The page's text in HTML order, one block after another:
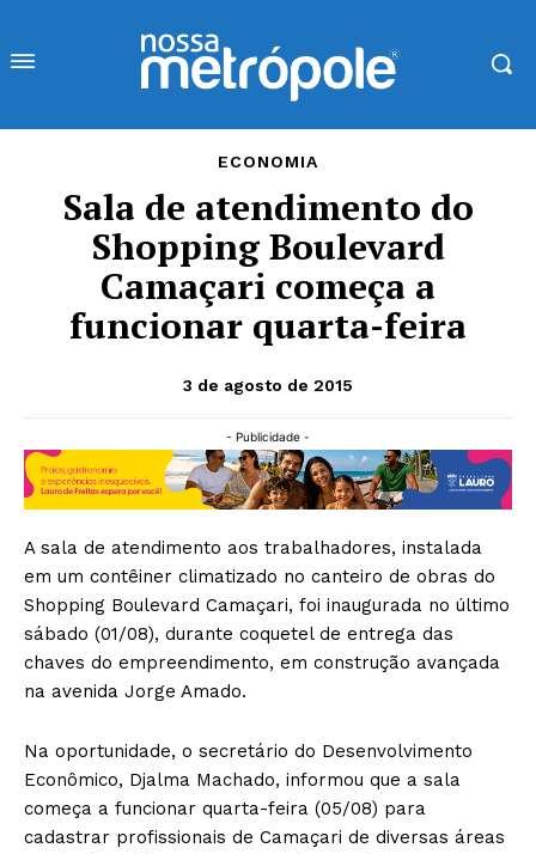
ECONOMIA
Sala de atendimento do
Shopping Boulevard
Camaçari começa a
funcionar quarta-feira
3 de agosto de 2015
- Publicidade -
A sala de atendimento aos trabalhadores, instalada
em um contêiner climatizado no canteiro de obras do
Shopping Boulevard Camaçari, foi inaugurada no último
sábado (01/08), durante coquetel de entrega das
chaves do empreendimento, em construção avançada
na avenida Jorge Amado.
Na oportunidade, o secretário do Desenvolvimento
Econômico, Djalma Machado, informou que a sala
começa a funcionar quarta-feira (05/08) para
cadastrar profissionais de Camaçari de diversas áreas